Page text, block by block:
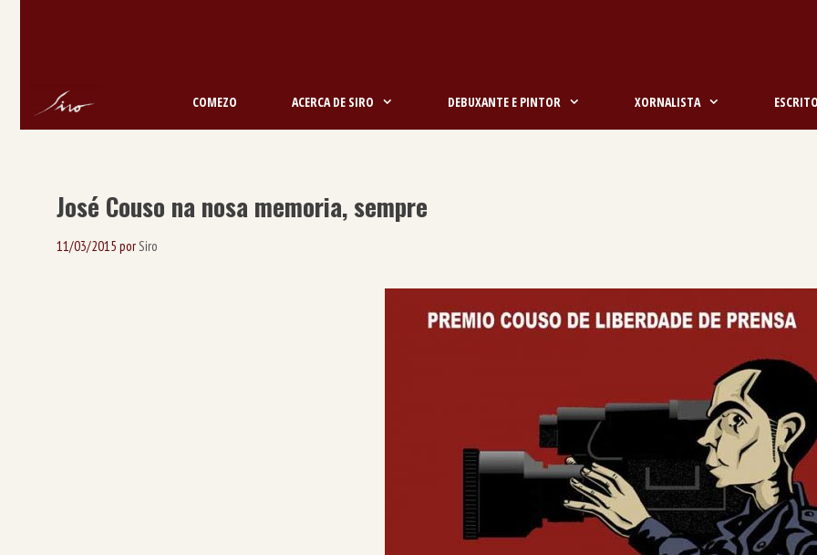
COMEZO ACERCA DE SIRO DEBUXANTE E PINTOR XORNALISTA
José Couso na nosa memoria, sempre
11/03/2015 por Siro